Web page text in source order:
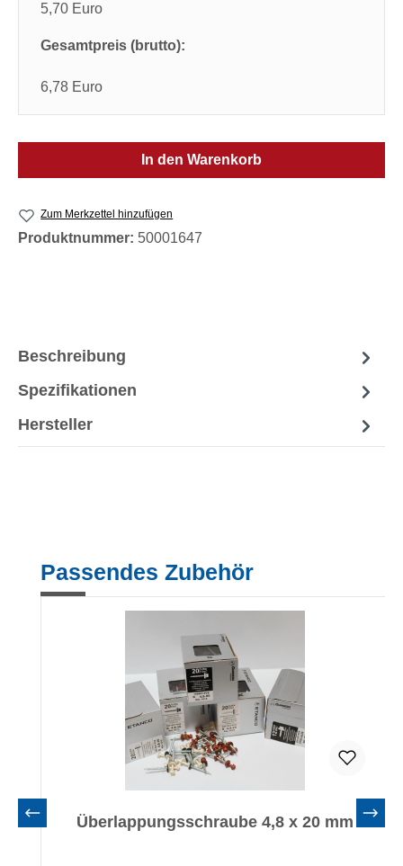
5,70 Euro
Gesamtpreis (brutto):
6,78 Euro
In den Warenkorb
Zum Merkzettel hinzufügen
Produktnummer: 50001647
Beschreibung
Spezifikationen
Hersteller
Produktgalerie überspringen
Passendes Zubehör
Überlappungsschraube 4,8 x 20 mm